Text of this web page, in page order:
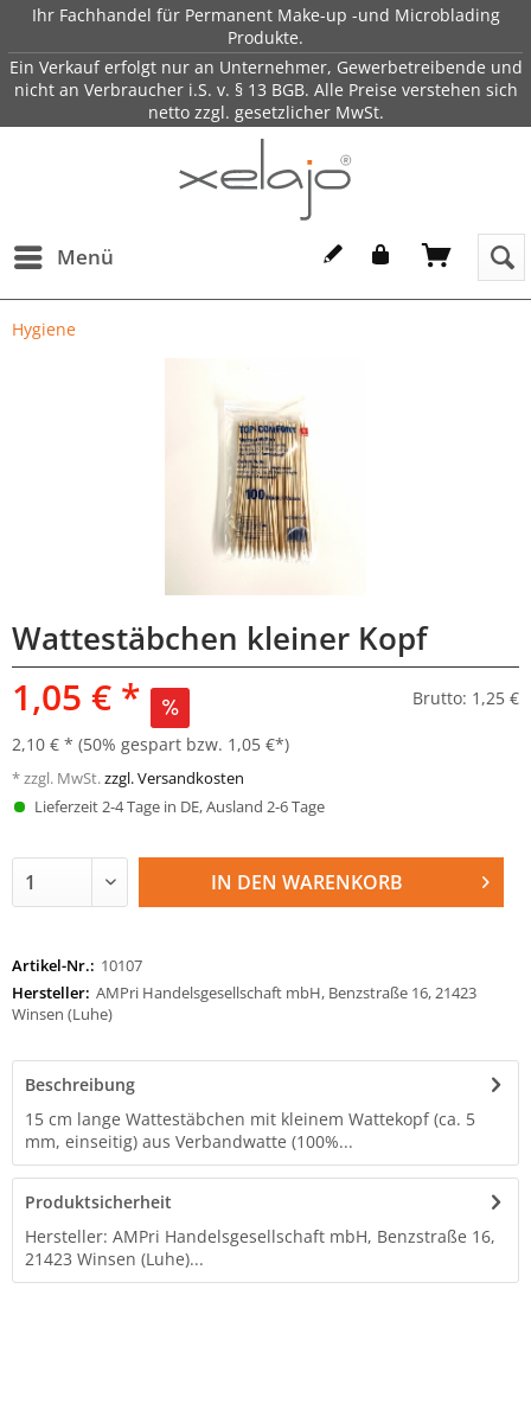
Ihr Fachhandel für Permanent Make-up -und Microblading
Produkte.
Ein Verkauf erfolgt nur an Unternehmer, Gewerbetreibende und
nicht an Verbraucher i.S. v. § 13 BGB. Alle Preise verstehen sich
netto zzgl. gesetzlicher MwSt.
Menü
Hygiene
Wattestäbchen kleiner Kopf
1,05 € * Brutto: 1,25 €
2,10 € * (50% gespart bzw. 1,05 €*)
* zzgl. MwSt.zzgl. Versandkosten
Lieferzeit 2-4 Tage in DE, Ausland 2-6 Tage
IN DEN WARENKORB
Artikel-Nr.: 10107
Hersteller: AMPri Handelsgesellschaft mbH, Benzstraße 16, 21423
Winsen (Luhe)
Beschreibung
15 cm lange Wattestäbchen mit kleinem Wattekopf (ca. 5
mm, einseitig) aus Verbandwatte (100%...
Produktsicherheit
Hersteller: AMPri Handelsgesellschaft mbH, Benzstraße 16,
21423 Winsen (Luhe)...